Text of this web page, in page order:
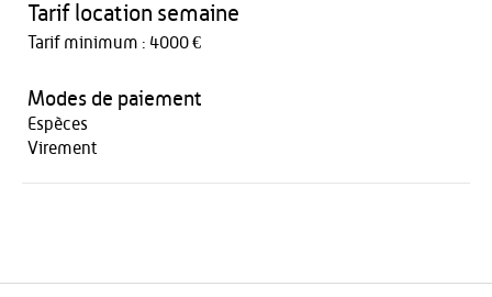
Tarif location semaine
Tarif minimum : 4000 €
Modes de paiement
Espèces
Virement